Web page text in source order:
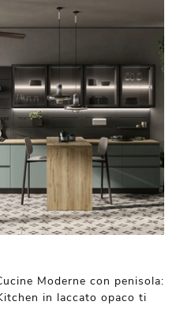
Moderne con penisola:
in laccato opaco ti